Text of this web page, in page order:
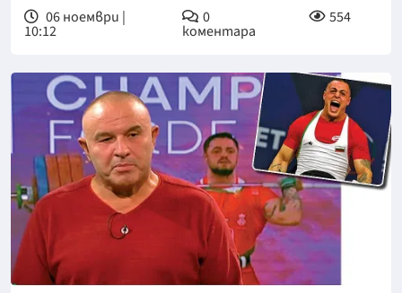
06 ноември |
10:12
0
коментара
554